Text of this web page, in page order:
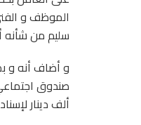
الموظف و
سليم من شأنه
و أضاف أنه و
ألف دينار لإسناد قروض